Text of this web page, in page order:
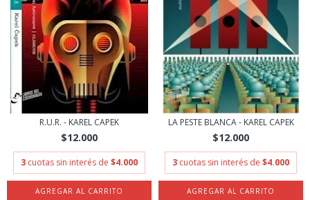
R.U.R. - KAREL CAPEK
$12.000
3 cuotas sin interés de $4.000
LA PESTE BLANCA - KAREL CAPEK
$12.000
3 cuotas sin interés de $4.000